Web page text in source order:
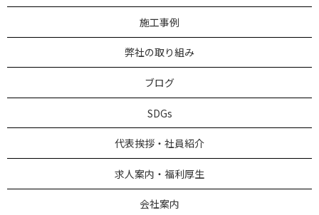
施工事例
弊社の取り組み
ブログ
SDGs
代表挨拶・社員紹介
求人案内・福利厚生
会社案内